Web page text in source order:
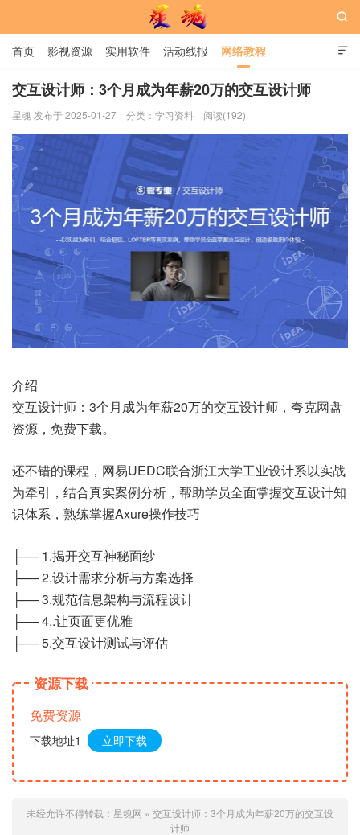
星魂网

首页 影视资源 实用软件 活动线报 网络教程
用户中心 书籍 娱乐

交互设计师：3个月成为年薪20万的交互设计师
星魂 发布于 2025-01-27 分类： 学习资料 阅读(192)
介绍
交互设计师：3个月成为年薪20万的交互设计师，夸克网盘
资源，免费下载。
还不错的课程，网易UEDC联合浙江大学工业设计系以实战
为牵引，结合真实案例分析，帮助学员全面掌握交互设计知
识体系，熟练掌握Axure操作技巧
├── 1.揭开交互神秘面纱
├── 2.设计需求分析与方案选择
├── 3.规范信息架构与流程设计
├── 4..让页面更优雅
├── 5.交互设计测试与评估
资源下载
免费资源
下载地址1 立即下载
未经允许不得转载： 星魂网 » 交互设计师：3个月成为年薪20万的交互设
计师